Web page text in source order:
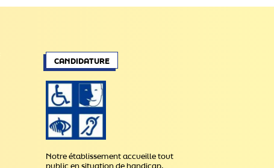
CANDIDATURE
Notre établissement accueille tout
public en situation de handicap.